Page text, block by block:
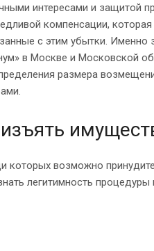
интересами и защитой
компенсации,
с этим убытки. Именно
в Москве и Московской
размера
которых возможно
легитимность